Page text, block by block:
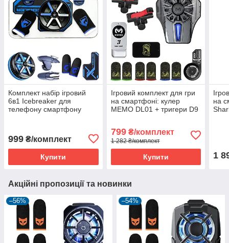
Комплект набір ігровий
6в1 Icebreaker для
телефону смартфону
999 ₴/комплект
Купити
Ігровий комплект для гри
на смартфоні: кулер
MEMO DL01 + тригери D9
пластина
799₴/комплект
1 282 ₴/комплект
Купити
на
1
Акційні пропозиції та новинки
–56% –54%